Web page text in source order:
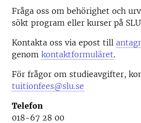
Fråga oss om behörighet och
sökt program eller kurser på
Kontakta oss via epost till
genom kontaktformuläret.
För frågor om studieavgifter,
tuitionfees@slu.se
Telefon
018-67 28 00